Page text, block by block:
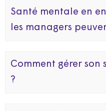
Santé mentale en
les managers
Comment gérer son
?